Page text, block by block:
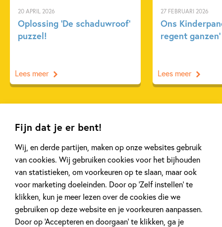
Fijn dat je er bent!
Wij, en derde partijen, maken op onze websites gebruik
van cookies. Wij gebruiken cookies voor het bijhouden
van statistieken, om voorkeuren op te slaan, maar ook
voor marketing doeleinden. Door op ‘Zelf instellen’ te
klikken, kun je meer lezen over de cookies die we
gebruiken op deze website en je voorkeuren aanpassen.
Door op ‘Accepteren en doorgaan’ te klikken, ga je
20 APRIL 2026
Oplossing ‘De schaduwroof’
puzzel!
Lees meer
27 FEBRUARI 2026
Ons
regent ganzen’
Lees meer
Meer van deze auteur